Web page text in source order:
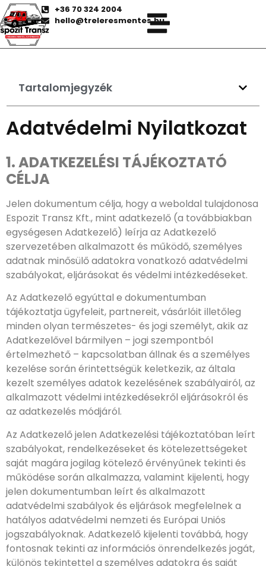
+36 70 324 2004
hello@treleresmentes.hu
Tartalomjegyzék
Adatvédelmi Nyilatkozat
1. ADATKEZELÉSI TÁJÉKOZTATÓ
CÉLJA
Jelen dokumentum célja, hogy a weboldal tulajdonosa
Espozit Transz Kft., mint adatkezelő (a továbbiakban
egységesen Adatkezelő) leírja az Adatkezelő
szervezetében alkalmazott és működő, személyes
adatnak minősülő adatokra vonatkozó adatvédelmi
szabályokat, eljárásokat és védelmi intézkedéseket.
Az Adatkezelő egyúttal e dokumentumban
tájékoztatja ügyfeleit, partnereit, vásárlóit illetőleg
minden olyan természetes- és jogi személyt, akik az
Adatkezelővel bármilyen – jogi szempontból
értelmezhető – kapcsolatban állnak és a személyes
kezelése során érintettségük keletkezik, az általa
kezelt személyes adatok kezelésének szabályairól, az
alkalmazott védelmi intézkedésekről eljárásokról és
az adatkezelés módjáról.
Az Adatkezelő jelen Adatkezelési tájékoztatóban leírt
szabályokat, rendelkezéseket és kötelezettségeket
saját magára jogilag kötelező érvényűnek tekinti és
működése során alkalmazza, valamint kijelenti, hogy
jelen dokumentumban leírt és alkalmazott
adatvédelmi szabályok és eljárások megfelelnek a
hatályos adatvédelmi nemzeti és Európai Uniós
jogszabályoknak. Adatkezelő kijelenti továbbá, hogy
fontosnak tekinti az információs önrendelkezés jogát,
különös tekintettel a személyes adatokra és saját